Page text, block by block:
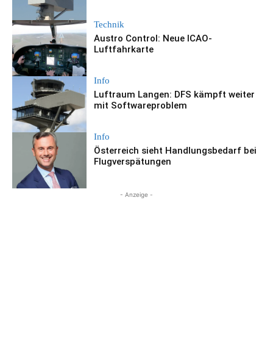
Technik
Austro Control: Neue ICAO-
Luftfahrkarte
Info
Luftraum Langen: DFS kämpft weiter
mit Softwareproblem
Info
Österreich sieht Handlungsbedarf bei
Flugverspätungen
- Anzeige -